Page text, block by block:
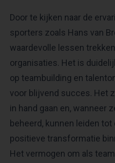
Door te kijken naar de
sporters zoals Hans van
waardevolle lessen
organisaties. Het is
op teambuilding en
voor blijvend succes. Het
in hand gaan en, wanneer
beheerd, kunnen leiden
positieve transformatie
Het vermogen om als